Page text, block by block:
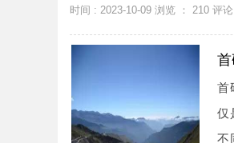
时间 : 2023-10-09 浏览 ： 210 评论
首
仅
不